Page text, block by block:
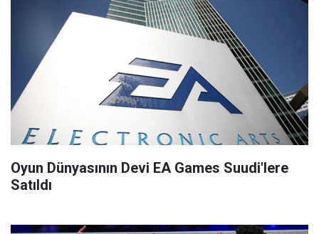
Oyun Dünyasının Devi EA Games Suudi'lere
Satıldı